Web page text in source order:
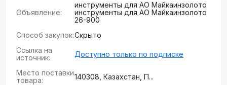
Объявление:
инструменты для АО Майкаинзолото
инструменты для АО Майкаинзолото
26-900
Способ закупок:Скрыто
Ссылка на
источник:
Доступно только по подписке
Место поставки
товара:
140308, Казахстан, П...